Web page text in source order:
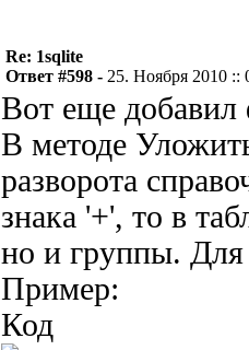
Re: 1sqlite
Ответ #598 - 25. Ноября 2010 ::
Вот еще добавил
В методе
разворота
знака '+', то в
но и группы. Для
Пример:
Код